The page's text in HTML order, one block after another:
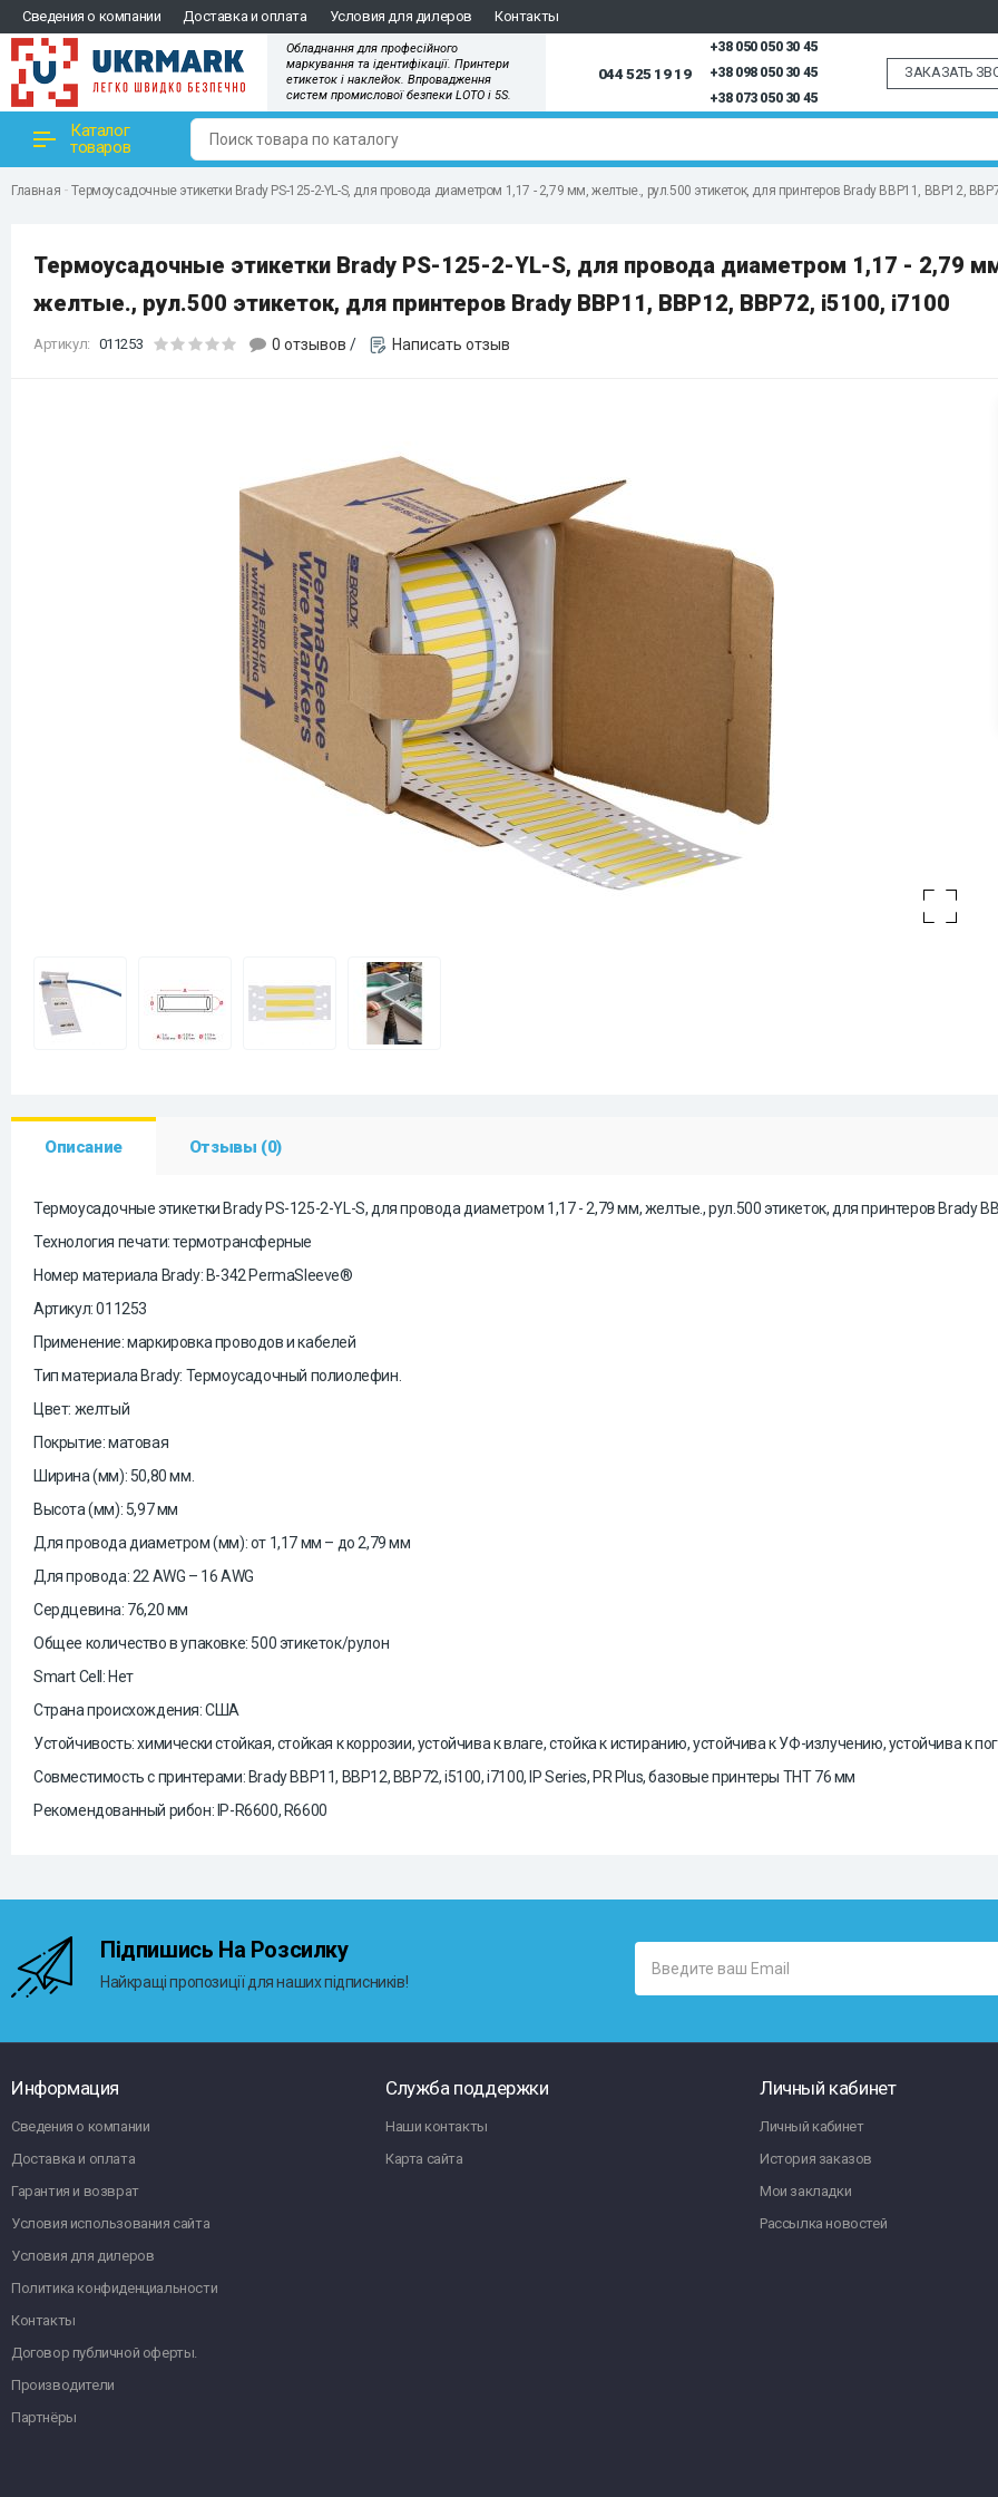
Сведения о компании Доставка и оплата Условия для дилеров Контакты
Обладнання для професійного
маркування та ідентифікації. Принтери
етикеток і наклейок. Впровадження
систем промислової безпеки LOTO і 5S.
044 525 19 19
+38 050 050 30 45
+38 098 050 30 45
+38 073 050 30 45
ЗАКАЗАТЬ
Каталог
товаров
Главная Термоусадочные этикетки Brady PS-125-2-YL-S, для провода диаметром 1,17 - 2,79 мм, желтые., рул.500 этикеток, для принтеров Brady BBP11, BBP12,
Термоусадочные этикетки Brady PS-125-2-YL-S, для провода диаметром 1,17 - 2,79
желтые., рул.500 этикеток, для принтеров Brady BBP11, BBP12, BBP72, i5100, i7100
Артикул: 011253 0 отзывов / Написать отзыв
Описание Отзывы (0)
Термоусадочные этикетки Brady PS-125-2-YL-S, для провода диаметром 1,17 - 2,79 мм, желтые., рул.500 этикеток, для принтеров Brady
Технология печати: термотрансферные
Номер материала Brady: B-342 PermaSleeve®
Артикул: 011253
Применение: маркировка проводов и кабелей
Тип материала Brady: Термоусадочный полиолефин.
Цвет: желтый
Покрытие: матовая
Ширина (мм): 50,80 мм.
Высота (мм): 5,97 мм
Для провода диаметром (мм): от 1,17 мм – до 2,79 мм
Для провода: 22 AWG – 16 AWG
Сердцевина: 76,20 мм
Общее количество в упаковке: 500 этикеток/рулон
Smart Cell: Нет
Страна происхождения: США
Устойчивость: химически стойкая, стойкая к коррозии, устойчива к влаге, стойка к истиранию, устойчива к УФ-излучению, устойчива к
Совместимость с принтерами: Brady BBP11, BBP12, BBP72, i5100, i7100, IP Series, PR Plus, базовые принтеры THT 76 мм
Рекомендованный рибон: IP-R6600, R6600
Підпишись На Розсилку
Найкращі пропозиції для наших підписників!
Информация
Сведения о компании
Доставка и оплата
Гарантия и возврат
Условия использования сайта
Условия для дилеров
Политика конфиденциальности
Контакты
Договор публичной оферты.
Производители
Партнёры
Служба поддержки
Наши контакты
Карта сайта
Личный кабинет
Личный кабинет
История заказов
Мои закладки
Рассылка новостей